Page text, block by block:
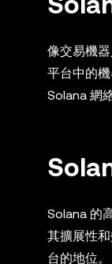
像交易機
平台中的
Solana 網絡
Solana 的
其擴展性
台的地位。